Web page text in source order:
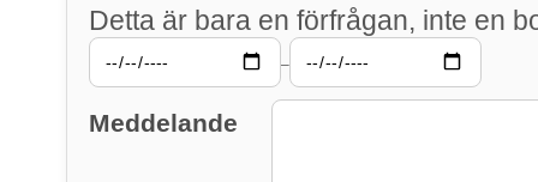
Detta är bara en förfrågan, inte en
–
Meddelande